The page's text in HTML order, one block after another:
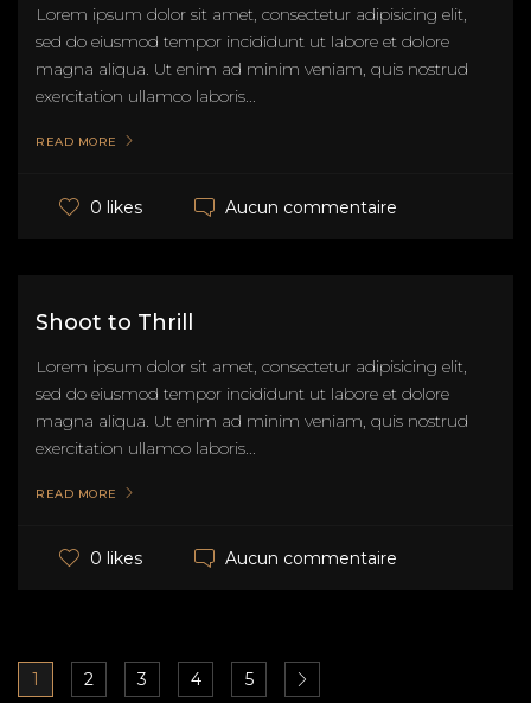
Lorem ipsum dolor sit amet, consectetur adipisicing elit,
sed do eiusmod tempor incididunt ut labore et dolore
magna aliqua. Ut enim ad minim veniam, quis nostrud
exercitation ullamco laboris...
READ MORE
0 likes Aucun commentaire
Shoot to Thrill
Lorem ipsum dolor sit amet, consectetur adipisicing elit,
sed do eiusmod tempor incididunt ut labore et dolore
magna aliqua. Ut enim ad minim veniam, quis nostrud
exercitation ullamco laboris...
READ MORE
0 likes Aucun commentaire
1 2 3 4 5